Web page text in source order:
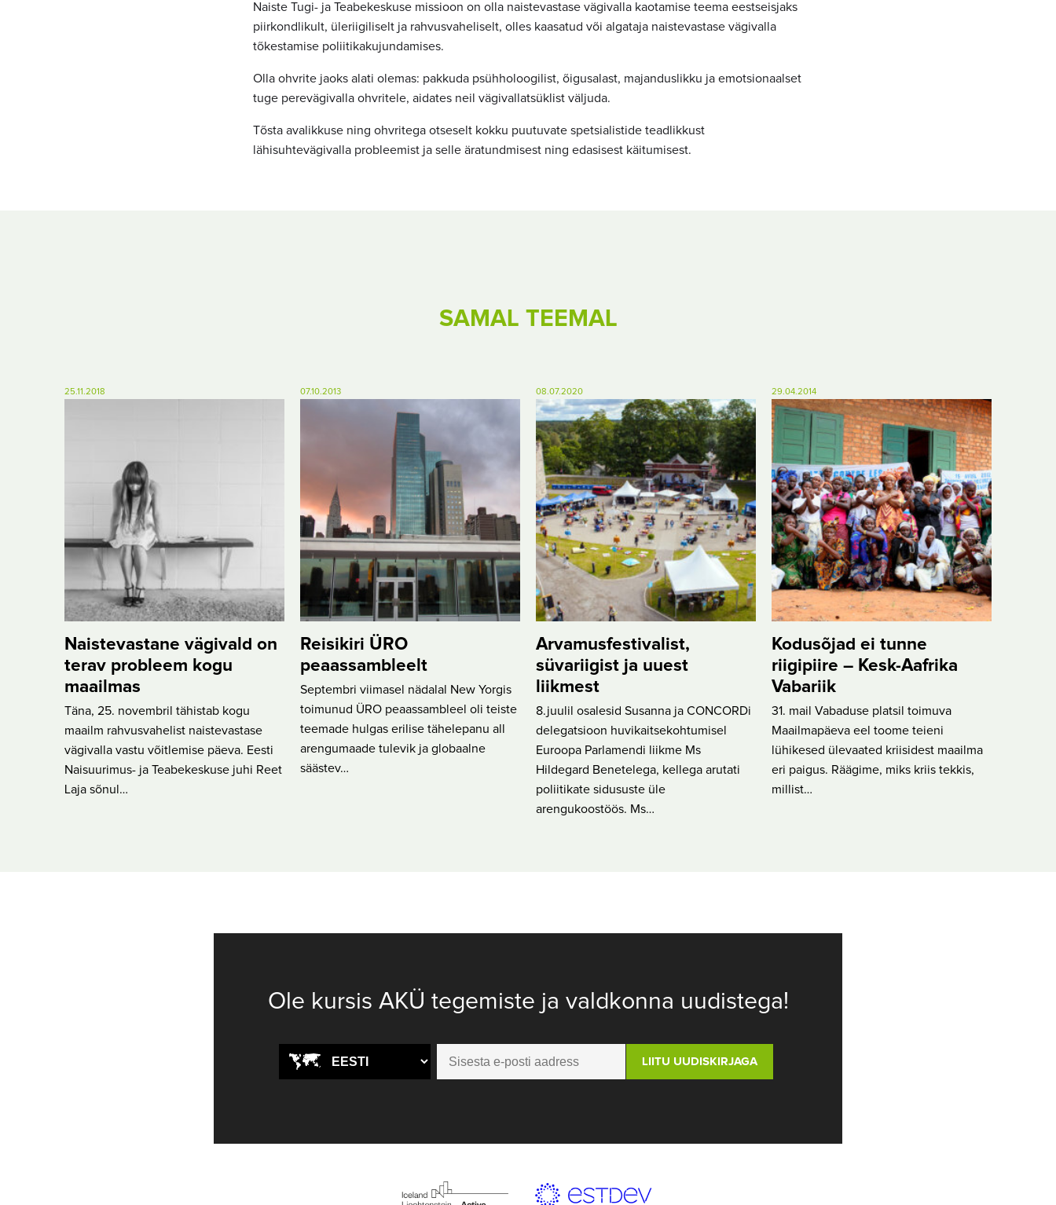
Naiste Tugi- ja Teabekeskuse missioon on olla naistevastase vägivalla kaotamise teema eestseisjaks
piirkondlikult, üleriigiliselt ja rahvusvaheliselt, olles kaasatud või algataja naistevastase vägivalla
tõkestamise poliitikakujundamises.
Olla ohvrite jaoks alati olemas: pakkuda psühholoogilist, õigusalast, majanduslikku ja emotsionaalset
tuge perevägivalla ohvritele, aidates neil vägivallatsüklist väljuda.
Tõsta avalikkuse ning ohvritega otseselt kokku puutuvate spetsialistide teadlikkust
lähisuhtevägivalla probleemist ja selle äratundmisest ning edasisest käitumisest.
SAMAL TEEMAL
25.11.2018
Naistevastane vägivald on
terav probleem kogu
maailmas
Täna, 25. novembril tähistab kogu
maailm rahvusvahelist naistevastase
vägivalla vastu võitlemise päeva. Eesti
Naisuurimus- ja Teabekeskuse juhi Reet
Laja sõnul…
07.10.2013
Reisikiri ÜRO
peaassambleelt
Septembri viimasel nädalal New Yorgis
toimunud ÜRO peaassambleel oli teiste
teemade hulgas erilise tähelepanu all
arengumaade tulevik ja globaalne
säästev…
08.07.2020
Arvamusfestivalist,
süvariigist ja uuest
liikmest
8.juulil osalesid Susanna ja CONCORDi
delegatsioon huvikaitsekohtumisel
Euroopa Parlamendi liikme Ms
Hildegard Benetelega, kellega arutati
poliitikate sidususte üle
arengukoostöös. Ms…
29.04.2014
Kodusõjad ei tunne
riigipiire – Kesk-Aafrika
Vabariik
31. mail Vabaduse platsil toimuva
Maailmapäeva eel toome teieni
lühikesed ülevaated kriisidest maailma
eri paigus. Räägime, miks kriis tekkis,
millist…
Ole kursis AKÜ tegemiste ja valdkonna uudistega!